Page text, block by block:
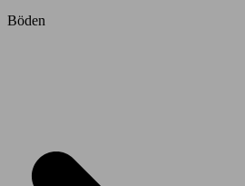
Böden